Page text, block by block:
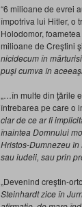
“6 milioane de evrei
împotriva lui Hitler, o
Holodomor,
milioane de Creştini
nicidecum în
puşi cumva în
„…în multe din ţările
întrebarea pe care o
clar de ce ar fi implicit
înaintea Domnului
Hristos-Dumnezeu
sau iudeii, sau prin
„Devenind creştin-
Steinhardt zice în